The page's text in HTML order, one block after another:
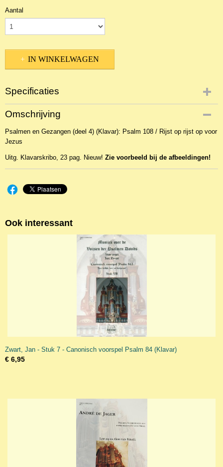
Aantal
IN WINKELWAGEN
Specificaties
Productcode
18818
EAN code
KL 26654
Omschrijving
Psalmen en Gezangen (deel 4) (Klavar): Psalm 108 / Rijst op rijst op voor
Jezus
Uitg. Klavarskribo, 23 pag. Nieuw! Zie voorbeeld bij de afbeeldingen!
Ook interessant
Zwart, Jan - Stuk 7 - Canonisch voorspel Psalm 84 (Klavar)
€ 6,95